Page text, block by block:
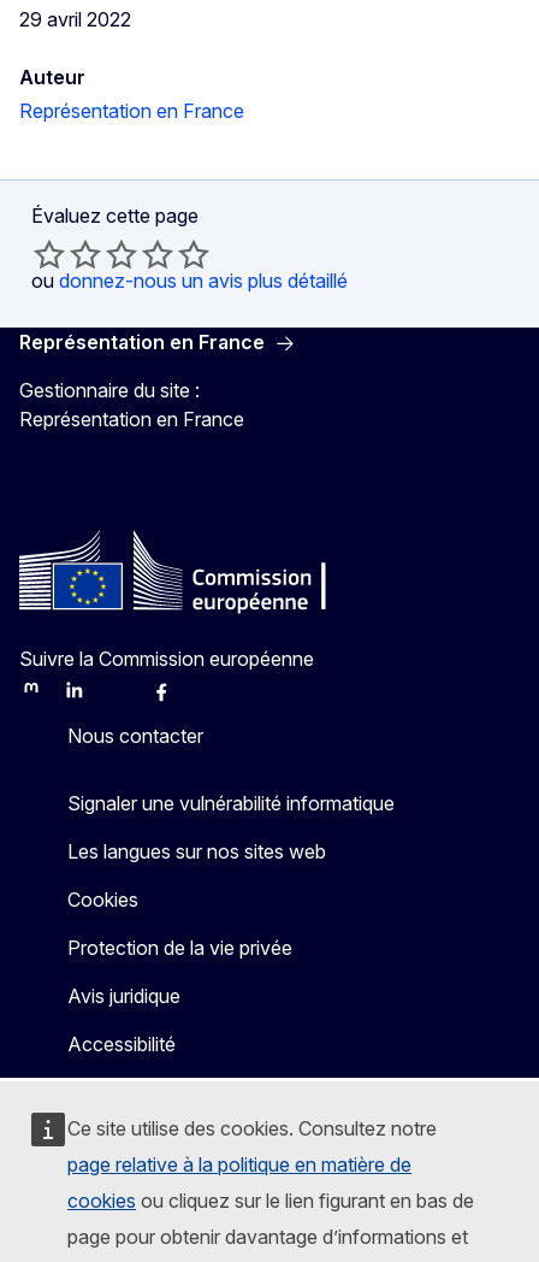
Ce site utilise des cookies. Consultez notre
page relative à la politique en matière de
cookies ou cliquez sur le lien figurant en bas de
page pour obtenir davantage d’informations et
29 avril 2022
Auteur
Représentation en France
Évaluez cette page
ou donnez-nous un avis plus détaillé
Représentation en France
Gestionnaire du site :
Représentation en France
Suivre la Commission européenne
MastodonLinkedInBlueskyFacebook
Nous contacter
Signaler une vulnérabilité informatique
Les langues sur nos sites web
Cookies
Protection de la vie privée
Avis juridique
Accessibilité